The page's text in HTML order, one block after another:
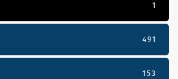
1
491
153